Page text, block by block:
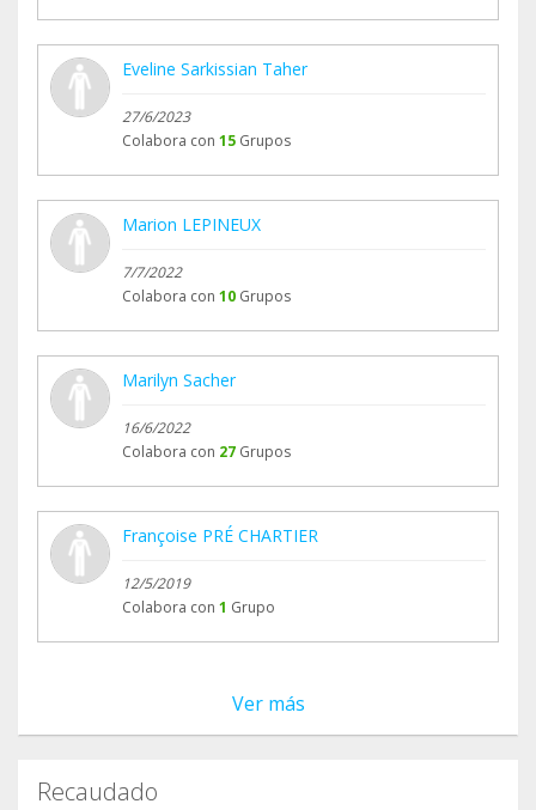
Eveline Sarkissian Taher
27/6/2023
Colabora con 15 Grupos
Marion LEPINEUX
7/7/2022
Colabora con 10 Grupos
Marilyn Sacher
16/6/2022
Colabora con 27 Grupos
Françoise PRÉ CHARTIER
12/5/2019
Colabora con 1 Grupo
Ver más
Recaudado